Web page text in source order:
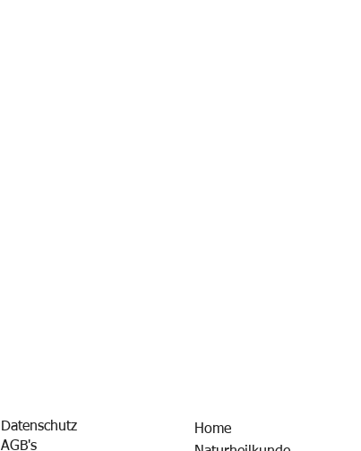
Datenschutz
AGB's
Home